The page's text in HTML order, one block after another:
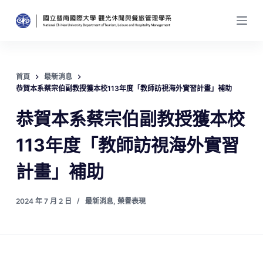
跳
至
內
容
首頁
最新消息
恭賀本系蔡宗伯副教授獲本校113年度「教師訪視海外實習計畫」補助
恭賀本系蔡宗伯副教授獲本校
113年度「教師訪視海外實習
計畫」補助
2024 年 7 月 2 日 最新消息, 榮譽表現